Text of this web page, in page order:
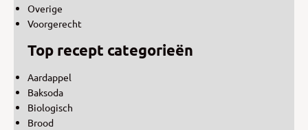
Overige
Voorgerecht
Top recept categorieën
Aardappel
Baksoda
Biologisch
Brood